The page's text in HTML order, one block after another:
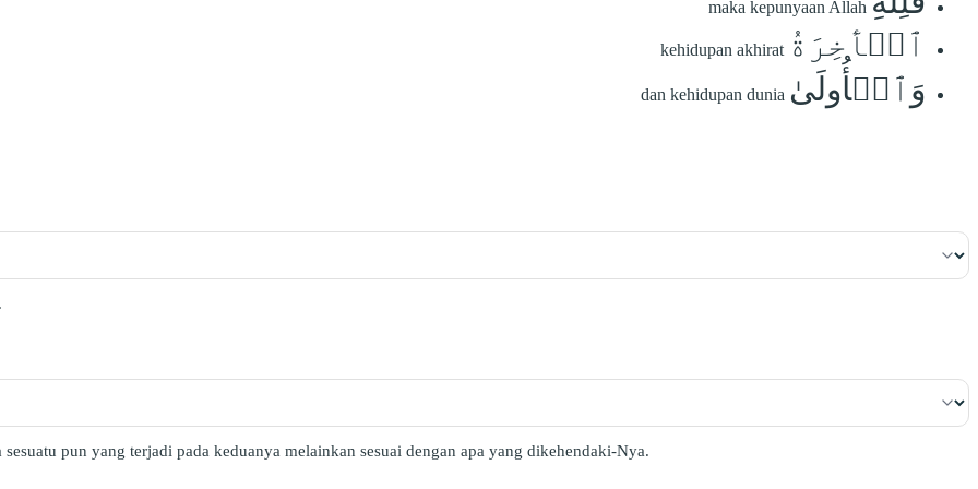
maka kepunyaan Allah
ٱلۡأٓخِرَةُ kehidupan akhirat
وَٱلۡأُولَىٰ dan kehidupan dunia
pun yang terjadi pada keduanya melainkan sesuai dengan apa yang dikehendaki-Nya.